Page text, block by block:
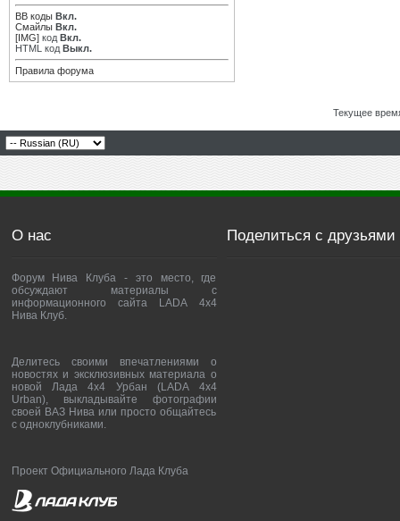
BB коды Вкл.
Смайлы Вкл.
[IMG] код Вкл.
HTML код Выкл.
Правила форума
Текущее
О нас
Форум Нива Клуба - это место, где
обсуждают материалы с
информационного сайта LADA 4x4
Нива Клуб.
Делитесь своими впечатлениями о
новостях и эксклюзивных материала о
новой Лада 4х4 Урбан (LADA 4x4
Urban), выкладывайте фотографии
своей ВАЗ Нива или просто общайтесь
с одноклубниками.
Проект Официального Лада Клуба
Поделиться с друзьями